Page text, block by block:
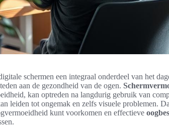
schermen een integraal onderdeel van het
aan de gezondheid van de ogen.
kan optreden na langdurig gebruik van
leiden tot ongemak en zelfs visuele problemen.
kunt voorkomen en effectieve